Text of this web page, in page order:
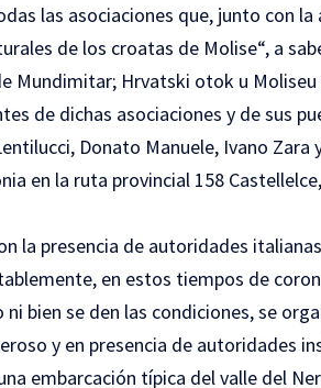
las asociaciones que, junto con la
de los croatas de Molise“, a
Mundimitar; Hrvatski otok u Moliseu
de dichas asociaciones y de sus
Donato Manuele, Ivano Zara
en la ruta provincial 158
la presencia de autoridades
en estos tiempos de
bien se den las condiciones, se
y en presencia de autoridades
embarcación típica del valle del